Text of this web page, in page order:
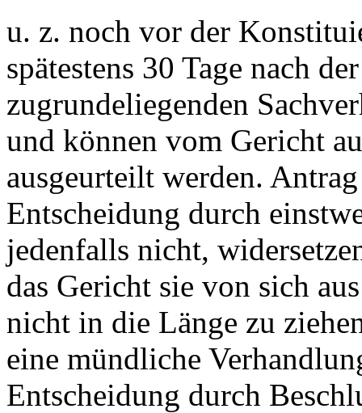
u. z. noch vor der
spätestens 30 Tage nach
zugrundeliegenden
und können vom Gericht
ausgeurteilt werden.
Entscheidung durch
jedenfalls nicht,
das Gericht sie von sich
nicht in die Länge zu
eine mündliche
Entscheidung durch